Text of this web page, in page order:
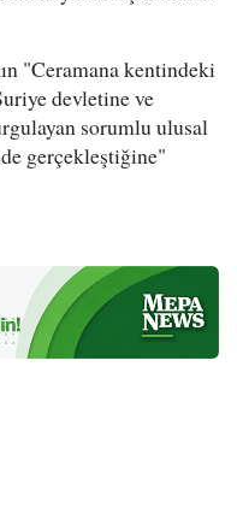
"Ceramana kentindeki
devletine ve
sorumlu ulusal
gerçekleştiğine"